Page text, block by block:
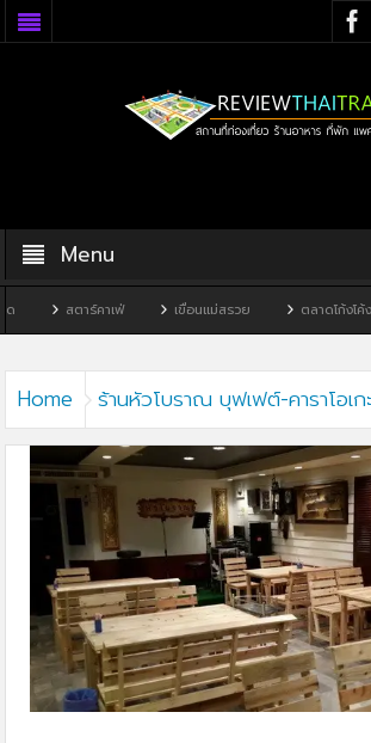
Menu
สตาร์คาเฟ่ เขื่อนแม่สรวย ตลาดโก้งโค้ง
Home ร้านหัวโบราณ บุฟเฟต์-คาราโอเกะ
โบราณ บุฟเฟต์-คาราโอเกะ3